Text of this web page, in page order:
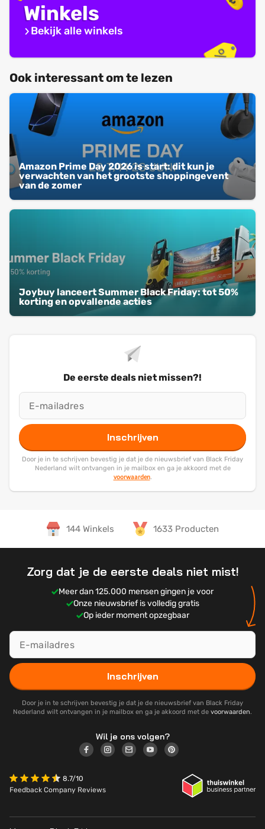
Winkels
Bekijk alle winkels
Ook interessant om te lezen
Amazon Prime Day 2026 is start: dit kun je
verwachten van het grootste shoppingevent
van de zomer
Joybuy lanceert Summer Black Friday: tot 50%
korting en opvallende acties
De eerste deals niet missen?!
Inschrijven
Door je in te schrijven bevestig je dat je de nieuwsbrief van Black Friday
Nederland wilt ontvangen in je mailbox en ga je akkoord met de
voorwaarden.
144 Winkels 1633 Producten
Zorg dat je de eerste deals niet mist!
Meer dan 125.000 mensen gingen je voor
Onze nieuwsbrief is volledig gratis
Op ieder moment opzegbaar
Inschrijven
Door je in te schrijven bevestig je dat je de nieuwsbrief van Black Friday
Nederland wilt ontvangen in je mailbox en ga je akkoord met de voorwaarden.
Wil je ons volgen?
8.7/10
Feedback Company Reviews